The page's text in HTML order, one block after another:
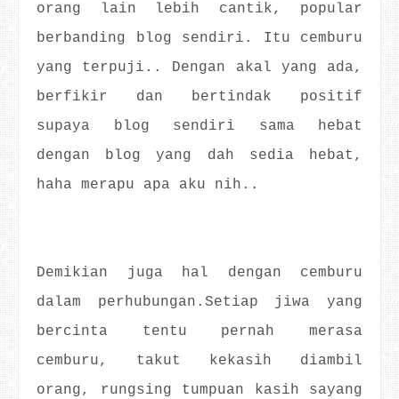
orang lain lebih cantik, popular
berbanding blog sendiri. Itu cemburu
yang terpuji.. Dengan akal yang ada,
berfikir dan bertindak positif
supaya blog sendiri sama hebat
dengan blog yang dah sedia hebat,
haha merapu apa aku nih..
Demikian juga hal dengan cemburu
dalam perhubungan.Setiap jiwa yang
bercinta tentu pernah merasa
cemburu, takut kekasih diambil
orang, rungsing tumpuan kasih sayang